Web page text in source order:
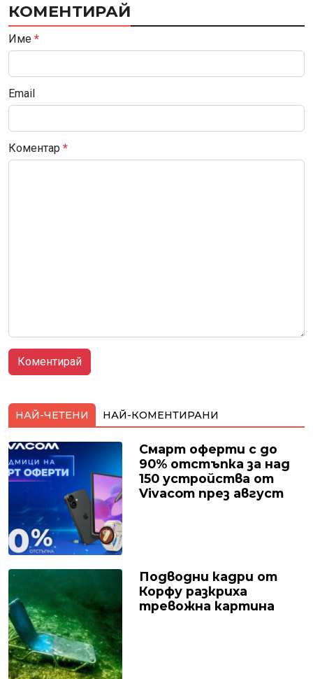
КОМЕНТИРАЙ
Име *
Email
Коментар *
НАЙ-ЧЕТЕНИ НАЙ-КОМЕНТИРАНИ
Смарт оферти с до
90% отстъпка за над
150 устройства от
Vivacom през август
Подводни кадри от
Корфу разкриха
тревожна картина